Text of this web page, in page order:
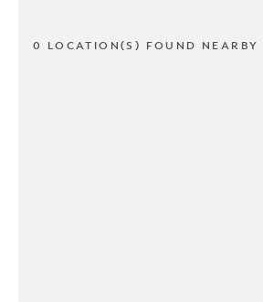
0 LOCATION(S) FOUND NEARBY